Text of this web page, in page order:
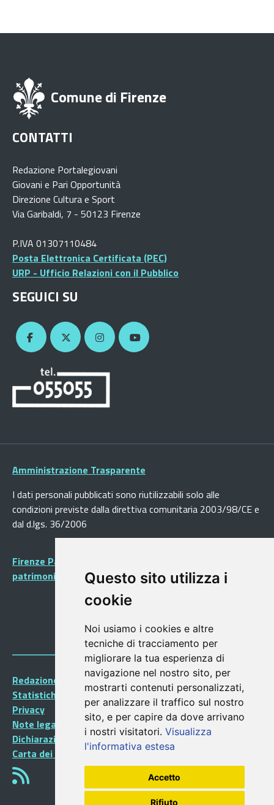
Questo sito utilizza i
cookie
Noi usiamo i cookies e altre
tecniche di tracciamento per
migliorare la tua esperienza di
navigazione nel nostro sito, per
mostrarti contenuti personalizzati,
per analizzare il traffico sul nostro
sito, e per capire da dove arrivano
i nostri visitatori. Visualizza
l'informativa estesa
Accetto
Rifiuto
Comune di Firenze
CONTATTI
Redazione Portalegiovani
Giovani e Pari Opportunità
Direzione Cultura e Sport
Via Garibaldi, 7 - 50123 Firenze
P.IVA 01307110484
Posta Elettronica Certificata (PEC)
URP - Ufficio Relazioni con il Pubblico
SEGUICI SU
Amministrazione Trasparente
I dati personali pubblicati sono riutilizzabili solo alle
condizioni previste dalla direttiva comunitaria 2003/98/CE e
dal d.lgs. 36/2006
Firenze Patrimonio Mondiale - Centro storico di Firenze
patrimonio dell’Umanità
Redazione Portalegiovani
Statistiche
Privacy
Note legali
Dichiarazione di accessibilità
Carta dei Servizi